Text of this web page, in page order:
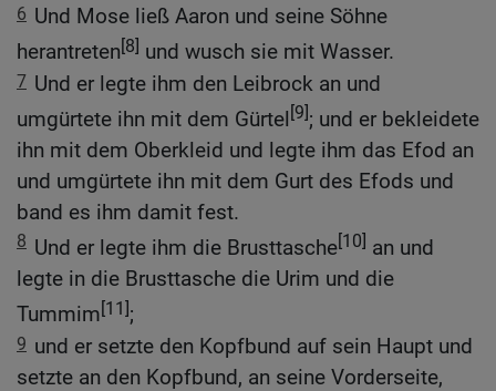
6 Und Mose ließ Aaron und seine Söhne
herantreten[8] und wusch sie mit Wasser.
7 Und er legte ihm den Leibrock an und
umgürtete ihn mit dem Gürtel [9]; und er bekleidete
ihn mit dem Oberkleid und legte ihm das Efod an
und umgürtete ihn mit dem Gurt des Efods und
band es ihm damit fest.
8 Und er legte ihm die Brusttasche[10] an und
legte in die Brusttasche die Urim und die
Tummim[11];
9 und er setzte den Kopfbund auf sein Haupt und
setzte an den Kopfbund, an seine Vorderseite,